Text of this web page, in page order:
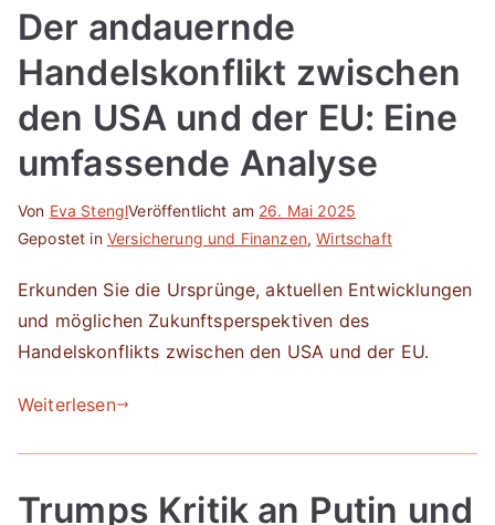
Der andauernde
Handelskonflikt zwischen
den USA und der EU: Eine
umfassende Analyse
Von Eva StenglVeröffentlicht am 26. Mai 2025
Gepostet in Versicherung und Finanzen,Wirtschaft
Erkunden Sie die Ursprünge, aktuellen Entwicklungen
und möglichen Zukunftsperspektiven des
Handelskonflikts zwischen den USA und der EU.
Weiterlesen
Trumps Kritik an Putin und